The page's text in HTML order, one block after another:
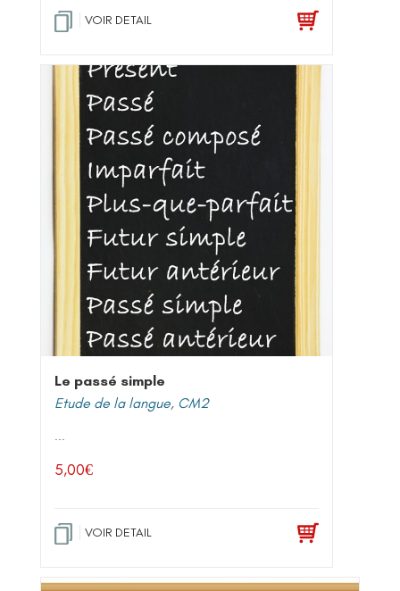
VOIR DETAIL
Le passé simple
Etude de la langue, CM2
...
5,00€
VOIR DETAIL